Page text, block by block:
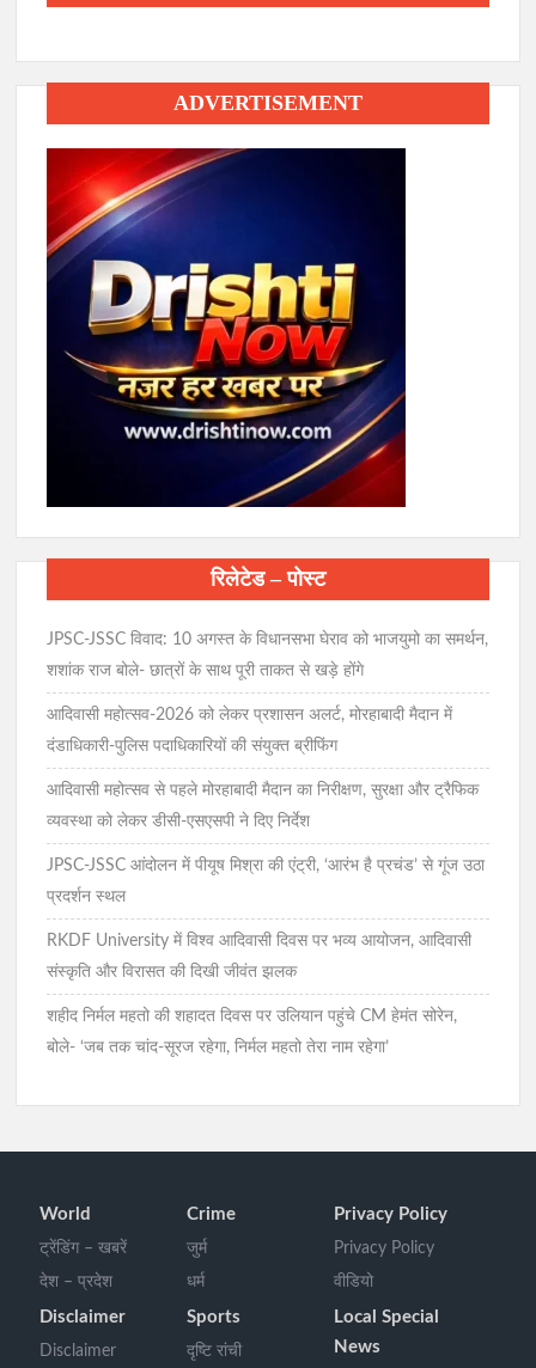
ADVERTISEMENT
रिलेटेड – पोस्ट
JPSC-JSSC विवाद: 10 अगस्त के विधानसभा घेराव को भाजयुमो का समर्थन,
शशांक राज बोले- छात्रों के साथ पूरी ताकत से खड़े होंगे
आदिवासी महोत्सव-2026 को लेकर प्रशासन अलर्ट, मोरहाबादी मैदान में
दंडाधिकारी-पुलिस पदाधिकारियों की संयुक्त ब्रीफिंग
आदिवासी महोत्सव से पहले मोरहाबादी मैदान का निरीक्षण, सुरक्षा और ट्रैफिक
व्यवस्था को लेकर डीसी-एसएसपी ने दिए निर्देश
JPSC-JSSC आंदोलन में पीयूष मिश्रा की एंट्री, ‘आरंभ है प्रचंड’ से गूंज उठा
प्रदर्शन स्थल
RKDF University में विश्व आदिवासी दिवस पर भव्य आयोजन, आदिवासी
संस्कृति और विरासत की दिखी जीवंत झलक
शहीद निर्मल महतो की शहादत दिवस पर उलियान पहुंचे CM हेमंत सोरेन,
बोले- ‘जब तक चांद-सूरज रहेगा, निर्मल महतो तेरा नाम रहेगा’
World
ट्रेंडिंग – खबरें
देश – प्रदेश
Crime
जुर्म
धर्म
Privacy Policy
Privacy Policy
वीडियो
Disclaimer
Disclaimer
Sports
दृष्टि रांची
Local Special
News